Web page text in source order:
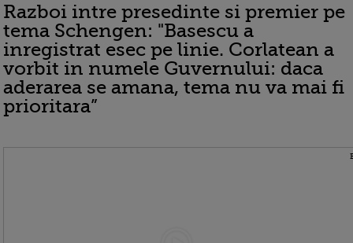
Razboi intre presedinte si premier pe
tema Schengen: "Basescu a
inregistrat esec pe linie. Corlatean a
vorbit in numele Guvernului: daca
aderarea se amana, tema nu va mai fi
prioritara”